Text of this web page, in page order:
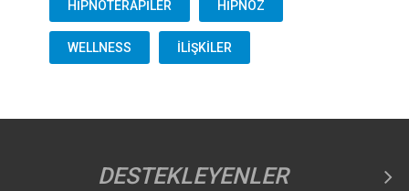
HİPNOTERAPİLER HİPNOZ
WELLNESS İLİŞKİLER
DESTEKLEYENLER